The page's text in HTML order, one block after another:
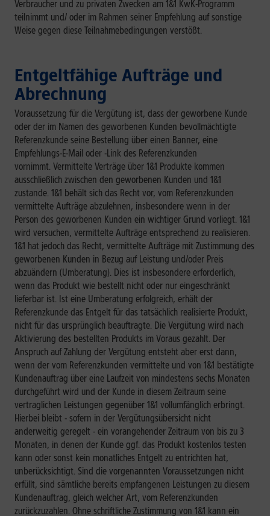
Verbraucher und zu privaten Zwecken am 1&1 KwK-Programm
teilnimmt und/ oder im Rahmen seiner Empfehlung auf sonstige
Weise gegen diese Teilnahmebedingungen verstößt.
Entgeltfähige Aufträge und
Abrechnung
Voraussetzung für die Vergütung ist, dass der geworbene Kunde
oder der im Namen des geworbenen Kunden bevollmächtigte
Referenzkunde seine Bestellung über einen Banner, eine
Empfehlungs-E-Mail oder -Link des Referenzkunden
vornimmt. Vermittelte Verträge über 1&1 Produkte kommen
ausschließlich zwischen den geworbenen Kunden und 1&1
zustande. 1&1 behält sich das Recht vor, vom Referenzkunden
vermittelte Aufträge abzulehnen, insbesondere wenn in der
Person des geworbenen Kunden ein wichtiger Grund vorliegt. 1&1
wird versuchen, vermittelte Aufträge entsprechend zu realisieren.
1&1 hat jedoch das Recht, vermittelte Aufträge mit Zustimmung des
geworbenen Kunden in Bezug auf Leistung und/oder Preis
abzuändern (Umberatung). Dies ist insbesondere erforderlich,
wenn das Produkt wie bestellt nicht oder nur eingeschränkt
lieferbar ist. Ist eine Umberatung erfolgreich, erhält der
Referenzkunde das Entgelt für das tatsächlich realisierte Produkt,
nicht für das ursprünglich beauftragte. Die Vergütung wird nach
Aktivierung des bestellten Produkts im Voraus gezahlt. Der
Anspruch auf Zahlung der Vergütung entsteht aber erst dann,
wenn der vom Referenzkunden vermittelte und von 1&1 bestätigte
Kundenauftrag über eine Laufzeit von mindestens sechs Monaten
durchgeführt wird und der Kunde in diesem Zeitraum seine
vertraglichen Leistungen gegenüber 1&1 vollumfänglich erbringt.
Hierbei bleibt - sofern in der Vergütungsübersicht nicht
anderweitig geregelt - ein vorangehender Zeitraum von bis zu 3
Monaten, in denen der Kunde ggf. das Produkt kostenlos testen
kann oder sonst kein monatliches Entgelt zu entrichten hat,
unberücksichtigt. Sind die vorgenannten Voraussetzungen nicht
erfüllt, sind sämtliche bereits empfangenen Leistungen zu diesem
Kundenauftrag, gleich welcher Art, vom Referenzkunden
zurückzuzahlen. Ohne schriftliche Zustimmung von 1&1 kann ein